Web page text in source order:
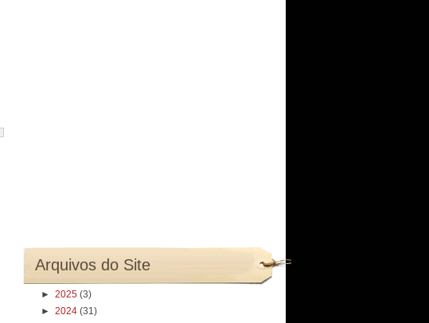
Arquivos do Site
► 2025 (3)
► 2024 (31)